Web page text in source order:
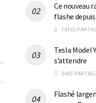
Ce nouveau
flashe
14165
Tesla Model
s’attendre
3443
Flashé